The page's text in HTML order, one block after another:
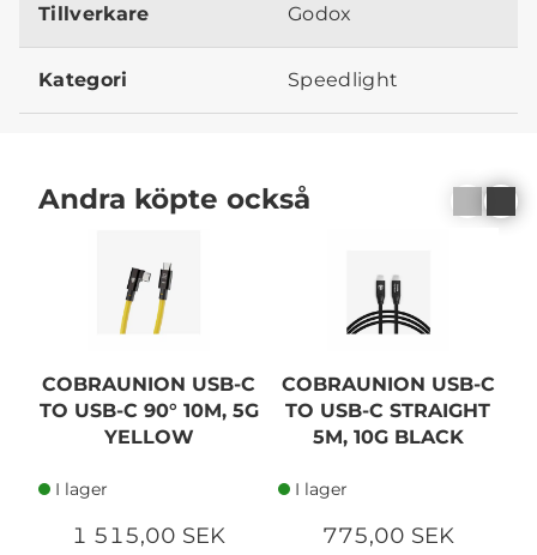
Tillverkare Godox
Kategori Speedlight
Andra köpte också
COBRAUNION USB-C
TO USB-C 90° 10M, 5G
YELLOW
I lager
1 515,00 SEK
COBRAUNION USB-C
TO USB-C STRAIGHT
5M, 10G BLACK
I lager
775,00 SEK